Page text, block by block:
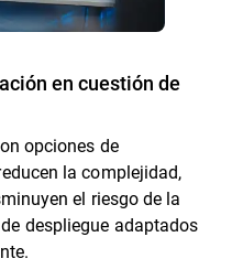
en cuestión de
opciones de
la complejidad,
el riesgo de la
despliegue adaptados